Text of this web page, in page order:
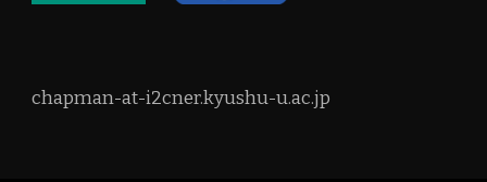
chapman-at-i2cner.kyushu-u.ac.jp